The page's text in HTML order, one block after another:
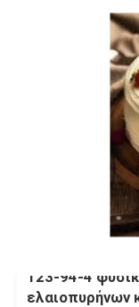
123-94-4
ελαιοπυρήνων